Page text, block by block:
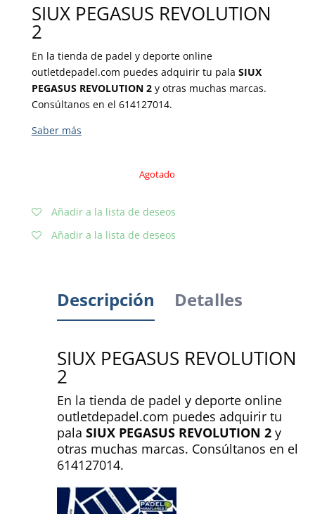
SIUX PEGASUS REVOLUTION
2
En la tienda de padel y deporte online
outletdepadel.com puedes adquirir tu pala SIUX
PEGASUS REVOLUTION 2y otras muchas marcas.
Consúltanos en el 614127014.
Agotado
Añadir a la lista de deseos
Añadir a la lista de deseos
Descripción Detalles
SIUX PEGASUS REVOLUTION
2
En la tienda de padel y deporte online
outletdepadel.com puedes adquirir tu
pala SIUX PEGASUS REVOLUTION 2y
otras muchas marcas. Consúltanos en el
614127014.